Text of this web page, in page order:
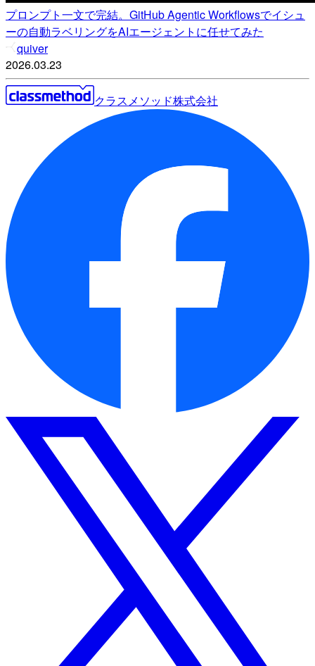
プロンプト一文で完結。GitHub Agentic Workflowsでイシュ
ーの自動ラベリングをAIエージェントに任せてみた
quiver
2026.03.23
クラスメソッド株式会社